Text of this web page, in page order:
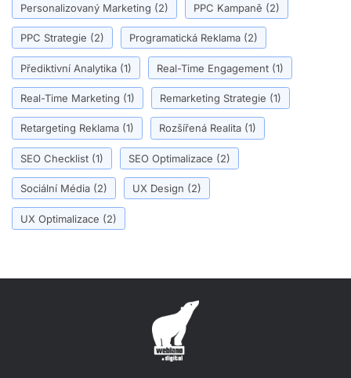
Personalizovaný Marketing (2) PPC Kampaně (2)
PPC Strategie (2) Programatická Reklama (2)
Přediktivní Analytika (1) Real-Time Engagement (1)
Real-Time Marketing (1) Remarketing Strategie (1)
Retargeting Reklama (1) Rozšířená Realita (1)
SEO Checklist (1) SEO Optimalizace (2)
Sociální Média (2) UX Design (2)
UX Optimalizace (2)